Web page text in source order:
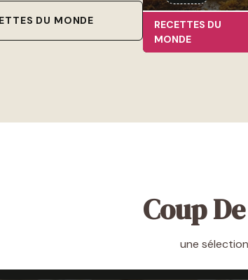
DU MONDE
RECETTES DU
MONDE
Coup
une